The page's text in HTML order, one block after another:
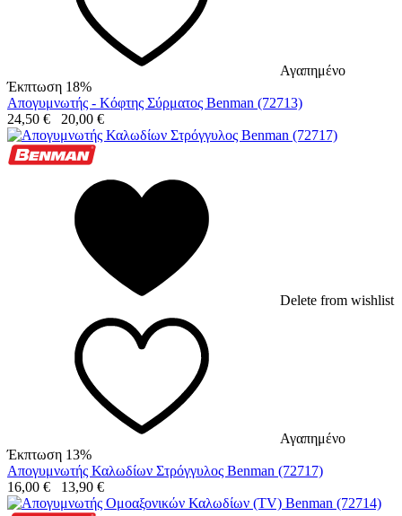
Αγαπημένο
Έκπτωση 18%
Απογυμνωτής - Κόφτης Σύρματος Benman (72713)
24,50 € 20,00 €
Delete from wishlist
Αγαπημένο
Έκπτωση 13%
Απογυμνωτής Καλωδίων Στρόγγυλος Benman (72717)
16,00 € 13,90 €